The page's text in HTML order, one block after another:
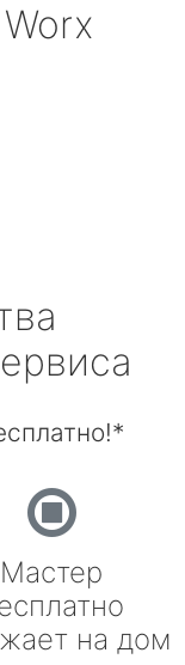
Worx
Мастер
на дом